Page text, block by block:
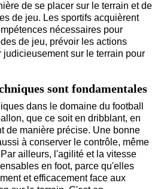
de se placer sur le terrain et de
de jeu. Les sportifs acquièrent
nécessaires pour
de jeu, prévoir les actions
sur le terrain pour
sont fondamentales
dans le domaine du football
que ce soit en dribblant, en
de manière précise. Une bonne
à conserver le contrôle, même
ailleurs, l'agilité et la vitesse
en foot, parce qu'elles
et efficacement face aux